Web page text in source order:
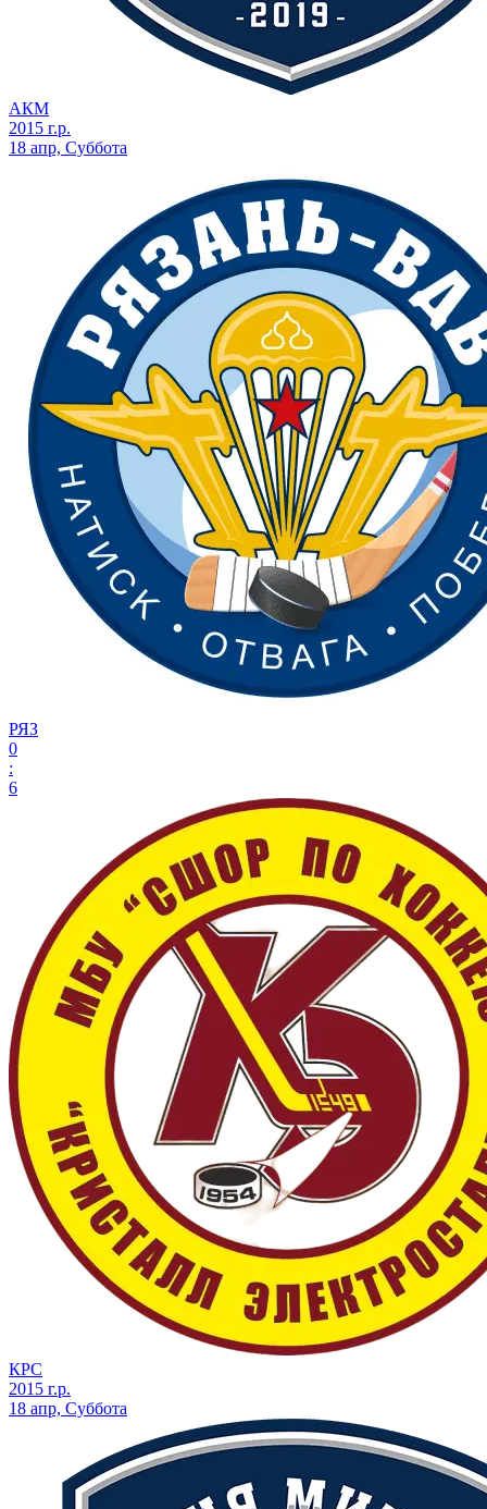
АКМ
2015 г.р.
18 апр, Суббота
РЯЗ
0
:
6
КРС
2015 г.р.
18 апр, Суббота